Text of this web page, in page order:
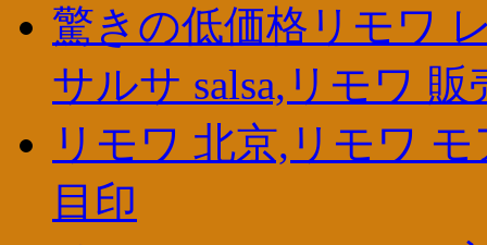
驚きの低価格リモワ
サルサ salsa,リモワ 販
リモワ 北京,リモワ
目印